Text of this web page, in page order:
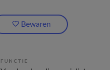
Bewaren
FUNCTIE